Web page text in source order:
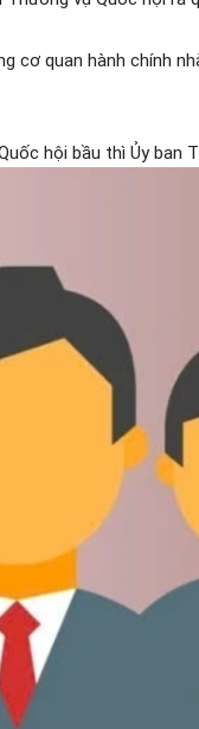
cơ quan hành chính
hội bầu thì Ủy ban